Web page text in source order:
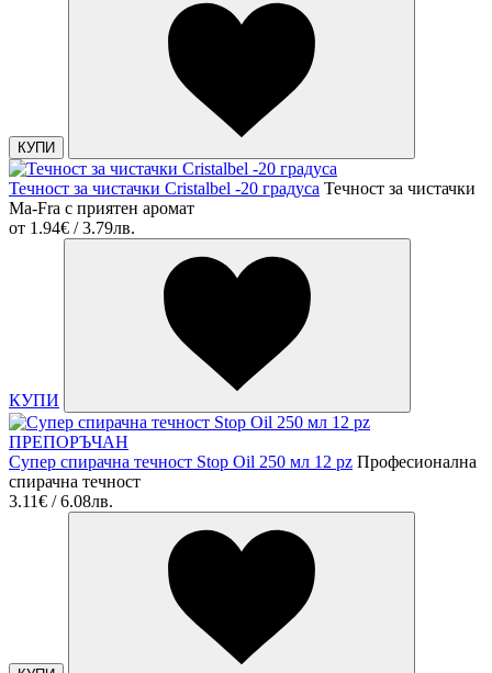
КУПИ
Течност за чистачки Cristalbel -20 градуса Течност за чистачки
Ma-Fra с приятен аромат
от 1.94€ / 3.79лв.
КУПИ
ПРЕПОРЪЧАН
Супер спирачна течност Stop Oil 250 мл 12 pz Професионална
спирачна течност
3.11€ / 6.08лв.